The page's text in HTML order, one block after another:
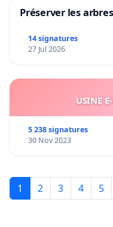
Préserver les
14 signatures
27 Jul 2026
USINE
5 238 signatures
30 Nov 2023
1 2 3 4 5